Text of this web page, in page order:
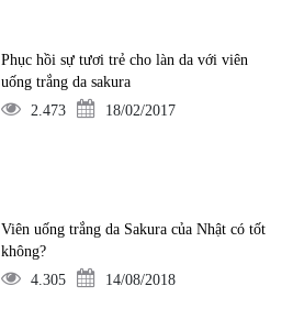
Phục hồi sự tươi trẻ cho làn da với viên
uống trắng da sakura
2.473
18/02/2017
Viên uống trắng da Sakura của Nhật có tốt
không?
4.305
14/08/2018